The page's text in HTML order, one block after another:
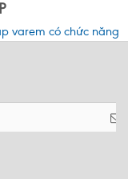
varem có chức năng